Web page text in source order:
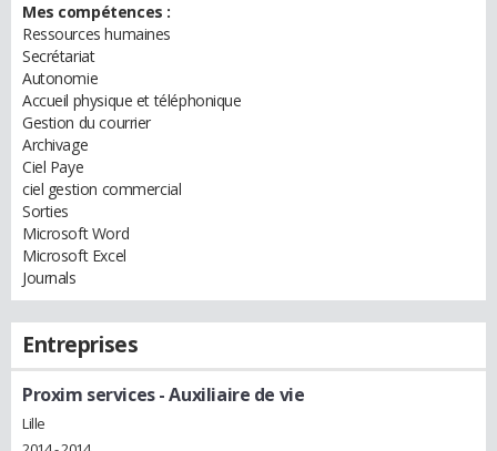
Mes compétences :
Ressources humaines
Secrétariat
Autonomie
Accueil physique et téléphonique
Gestion du courrier
Archivage
Ciel Paye
ciel gestion commercial
Sorties
Microsoft Word
Microsoft Excel
Journals
Entreprises
Proxim services- Auxiliaire de vie
Lille